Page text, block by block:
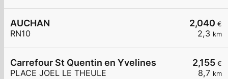
2,040 €
2,3 km
AUCHAN
RN10
2,155 €
8,7 km
Carrefour St Quentin en Yvelines
PLACE JOEL LE THEULE